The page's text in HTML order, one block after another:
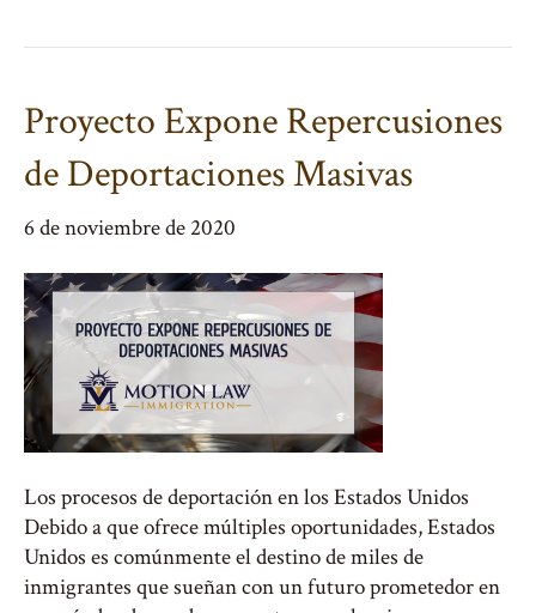
Proyecto Expone Repercusiones
de Deportaciones Masivas
6 de noviembre de 2020
Los procesos de deportación en los Estados Unidos
Debido a que ofrece múltiples oportunidades, Estados
Unidos es comúnmente el destino de miles de
inmigrantes que sueñan con un futuro prometedor en